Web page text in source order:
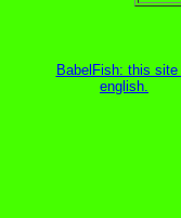
BabelFish: this site
english.